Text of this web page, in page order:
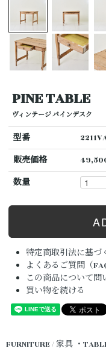
PINE TABLE
ヴィンテージ パインデスク
型番
販売価格
数量
特定商取引法に基づ
よくあるご質問（
この商品について問
買い物を続ける
FURNITURE / 家具 ・